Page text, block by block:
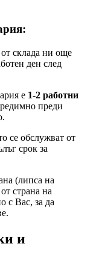
склада ни още
ден след
е 1-2 работни
преди
се обслужват от
срок за
(липса на
страна на
с Вас, за да
и